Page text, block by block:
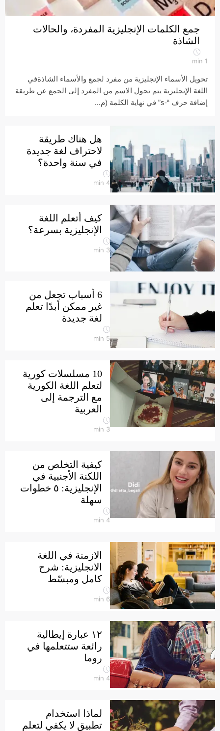
جمع الكلمات الإنجليزية المفردة، والحالات
الشاذة
1
min
تحويل الأسماء الإنجليزية من مفرد لجمع والأسماء الشاذةفي
اللغة الإنجليزية يتم تحول الاسم من المفرد إلى الجمع عن طريقة
إضافة حرف “-s” في نهاية الكلمة (م...
هل هناك طريقة
لاحتراف لغة جديدة
في سنة واحدة؟
4
min
كيف أتعلم اللغة
الإنجليزية بسرعة؟
3
min
6 أسباب تجعل من
غير ممكن أبدًا تعلم
لغة جديدة
5
min
10 مسلسلات كورية
لتعلم اللغة الكورية
مع الترجمة إلى
العربية
3
min
كيفية التخلص من
اللكنة الأجنبية في
الإنجليزية: ٥ خطوات
سهلة
4
min
الازمنة في اللغة
الانجليزية: شرح
كامل ومبسّط
6
min
١٢ عبارة إيطالية
رائعة ستتعلمها في
روما
4
min
لماذا استخدام
تطبيق لا يكفي لتعلم